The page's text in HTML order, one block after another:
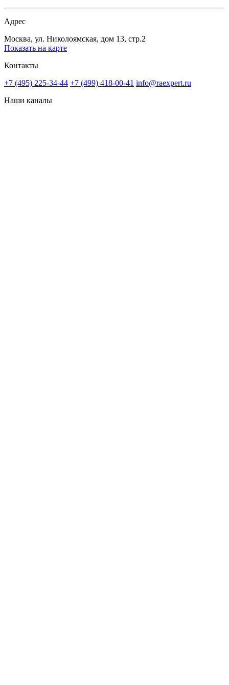
Адрес
Москва, ул. Николоямская, дом 13, стр.2
Показать на карте
Контакты
+7 (495) 225-34-44 +7 (499) 418-00-41 info@raexpert.ru
Наши каналы